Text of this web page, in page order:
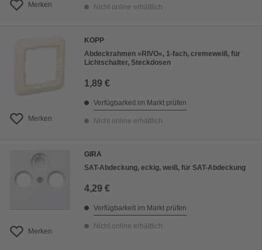
Merken Nicht online erhältlich
Merken
KOPP
Abdeckrahmen »RIVO«, 1-fach, cremeweiß, für
Lichtschalter, Steckdosen
1,89 €
Verfügbarkeit im Markt prüfen
Nicht online erhältlich
Merken
GIRA
SAT-Abdeckung, eckig, weiß, für SAT-Abdeckung
4,29 €
Verfügbarkeit im Markt prüfen
Nicht online erhältlich